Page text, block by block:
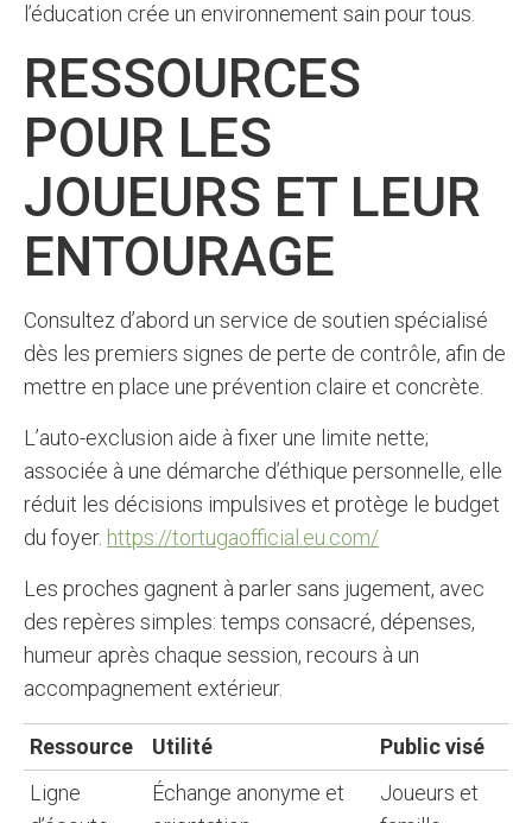
l’éducation crée un environnement sain pour tous.
RESSOURCES
POUR LES
JOUEURS ET LEUR
ENTOURAGE
Consultez d’abord un service de soutien spécialisé
dès les premiers signes de perte de contrôle, afin de
mettre en place une prévention claire et concrète.
L’auto-exclusion aide à fixer une limite nette;
associée à une démarche d’éthique personnelle, elle
réduit les décisions impulsives et protège le budget
du foyer. https://tortugaofficial.eu.com/
Les proches gagnent à parler sans jugement, avec
des repères simples: temps consacré, dépenses,
humeur après chaque session, recours à un
accompagnement extérieur.
Ressource Utilité
Public visé
Ligne
Échange anonyme et
Joueurs et